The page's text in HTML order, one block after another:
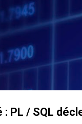
: PL / SQL